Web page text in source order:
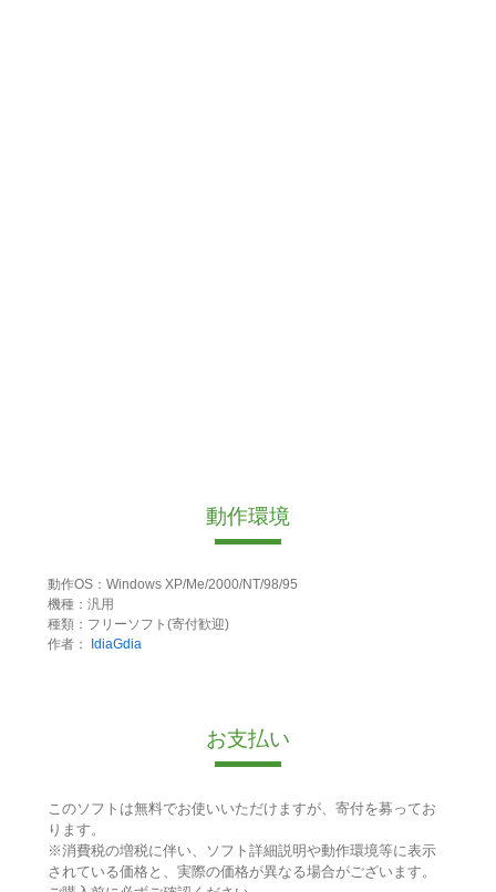
動作環境
動作OS：Windows XP/Me/2000/NT/98/95
機種：汎用
種類：フリーソフト(寄付歓迎)
作者：
IdiaGdia
お支払い
このソフトは無料でお使いいただけますが、寄付を募ってお
ります。
※消費税の増税に伴い、ソフト詳細説明や動作環境等に表示
されている価格と、実際の価格が異なる場合がございます。